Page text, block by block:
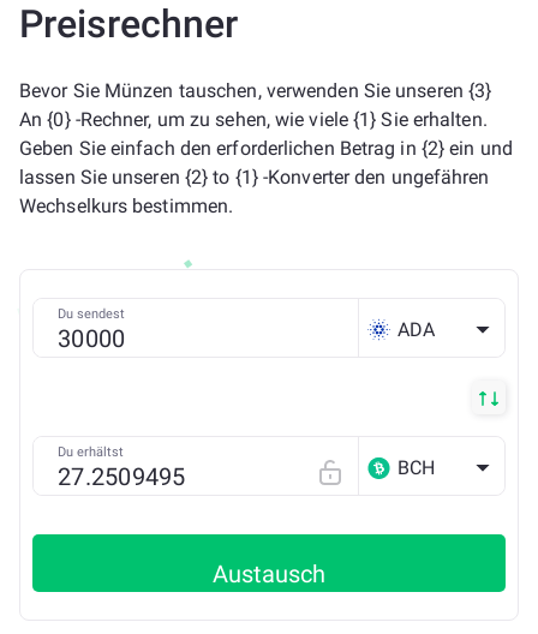
Preisrechner
Bevor Sie Münzen tauschen, verwenden Sie unseren {3}
An {0} -Rechner, um zu sehen, wie viele {1} Sie erhalten.
Geben Sie einfach den erforderlichen Betrag in {2} ein und
lassen Sie unseren {2} to {1} -Konverter den ungefähren
Wechselkurs bestimmen.
Du sendest
ADA
Du erhältst
BCH
Austausch